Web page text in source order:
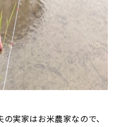
実家はお米農家なので、